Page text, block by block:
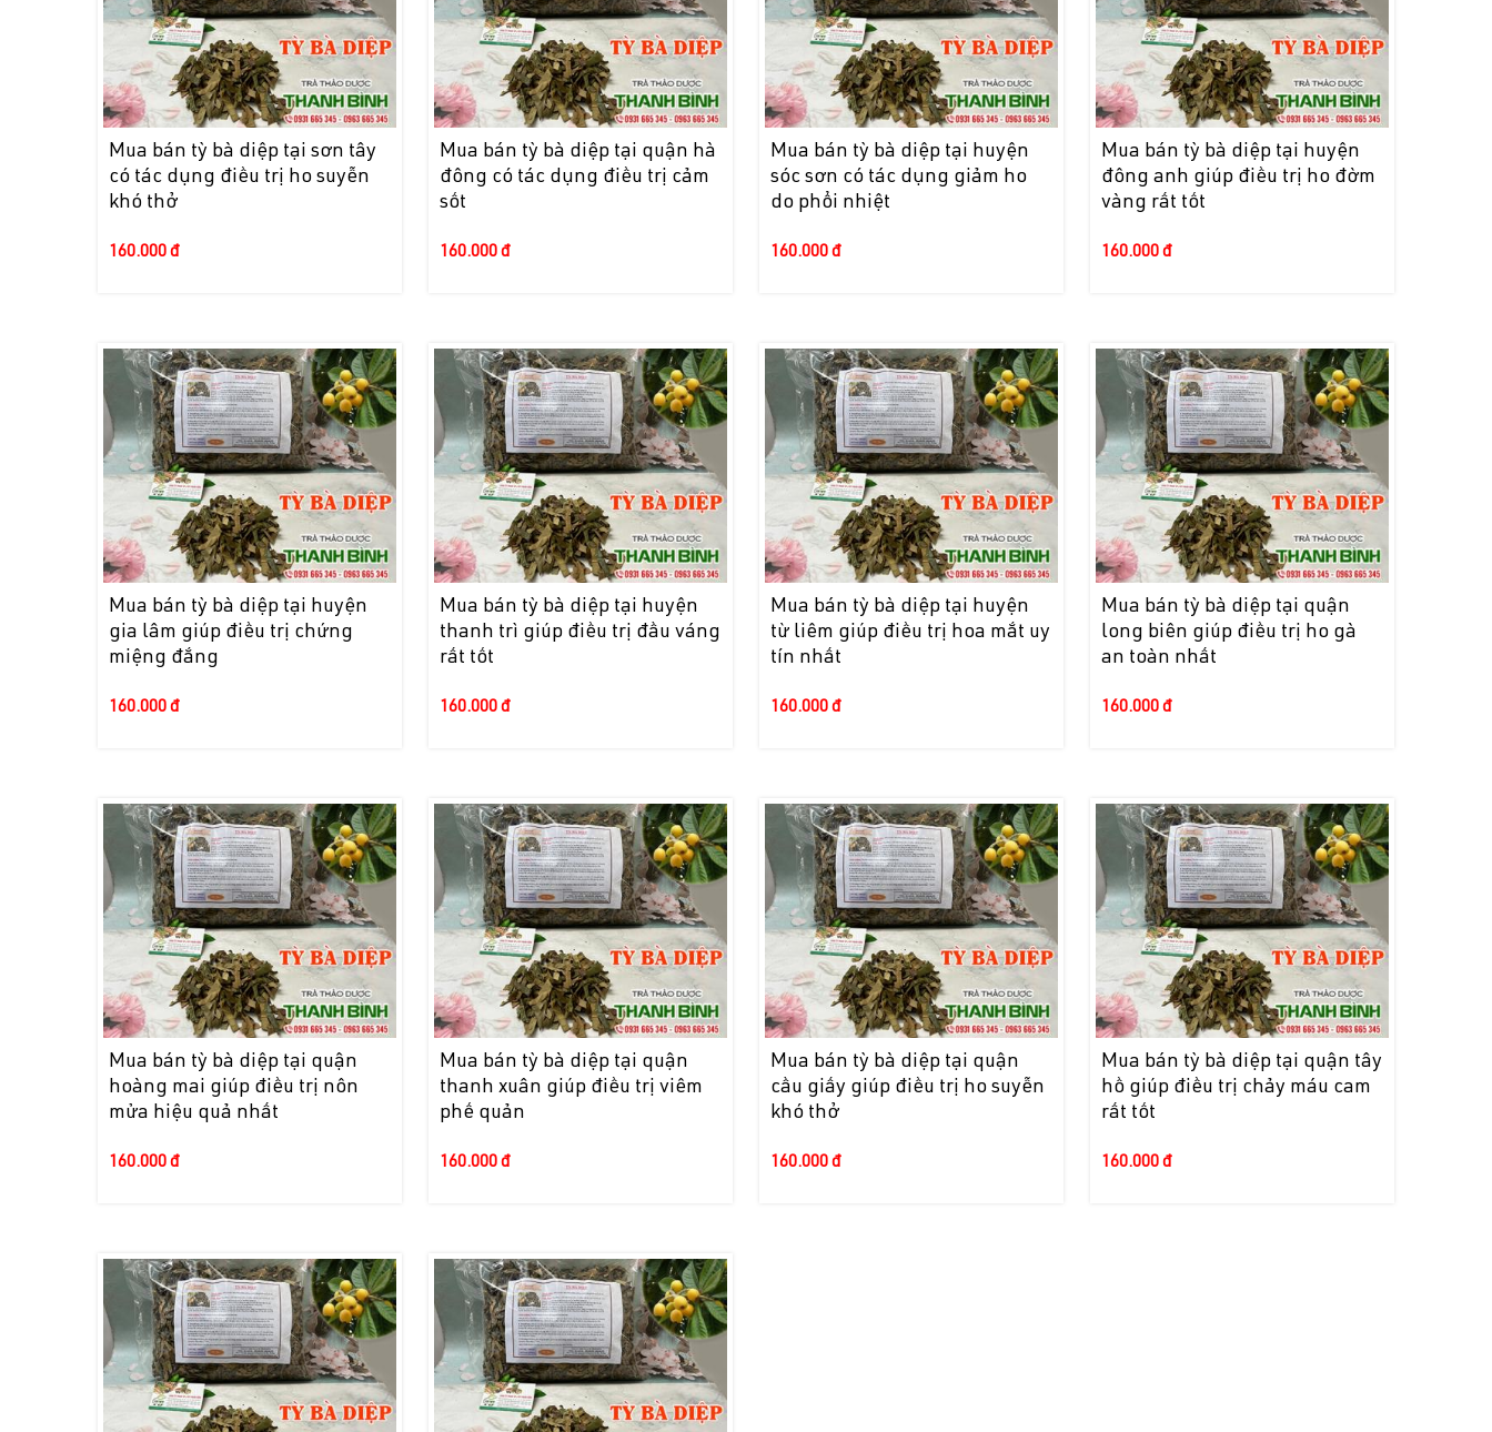
Mua bán tỳ bà diệp tại sơn tây
có tác dụng điều trị ho suyễn
khó thở
160.000 đ
Mua bán tỳ bà diệp tại quận hà
đông có tác dụng điều trị cảm
sốt
160.000 đ
Mua bán tỳ bà diệp tại huyện
sóc sơn có tác dụng giảm ho
do phổi nhiệt
160.000 đ
Mua bán tỳ bà diệp tại huyện
đông anh giúp điều trị ho đờm
vàng rất tốt
160.000 đ
Mua bán tỳ bà diệp tại huyện
gia lâm giúp điều trị chứng
miệng đắng
160.000 đ
Mua bán tỳ bà diệp tại huyện
thanh trì giúp điều trị đầu váng
rất tốt
160.000 đ
Mua bán tỳ bà diệp tại huyện
từ liêm giúp điều trị hoa mắt uy
tín nhất
160.000 đ
Mua bán tỳ bà diệp tại quận
long biên giúp điều trị ho gà
an toàn nhất
160.000 đ
Mua bán tỳ bà diệp tại quận
hoàng mai giúp điều trị nôn
mửa hiệu quả nhất
160.000 đ
Mua bán tỳ bà diệp tại quận
thanh xuân giúp điều trị viêm
phế quản
160.000 đ
Mua bán tỳ bà diệp tại quận
cầu giấy giúp điều trị ho suyễn
khó thở
160.000 đ
Mua bán tỳ bà diệp tại quận tây
hồ giúp điều trị chảy máu cam
rất tốt
160.000 đ